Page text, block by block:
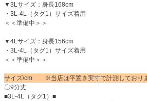
▼3Lサイズ：身長168cm
・3L-4L（タグ1）サイズ着用
＜＜準備中＞＞
▼4Lサイズ：身長156cm
・3L-4L（タグ1）サイズ着用
＜＜準備中＞＞
サイズ/cm ※当店は平置き実寸で計測しておりま
〇9分丈
■3L-4L（タグ1）■